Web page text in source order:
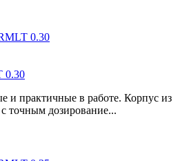
0.30
и практичные в работе. Корпус из
точным дозирование...